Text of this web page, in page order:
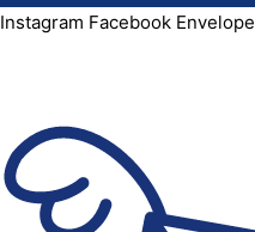
Instagram Facebook Envelope